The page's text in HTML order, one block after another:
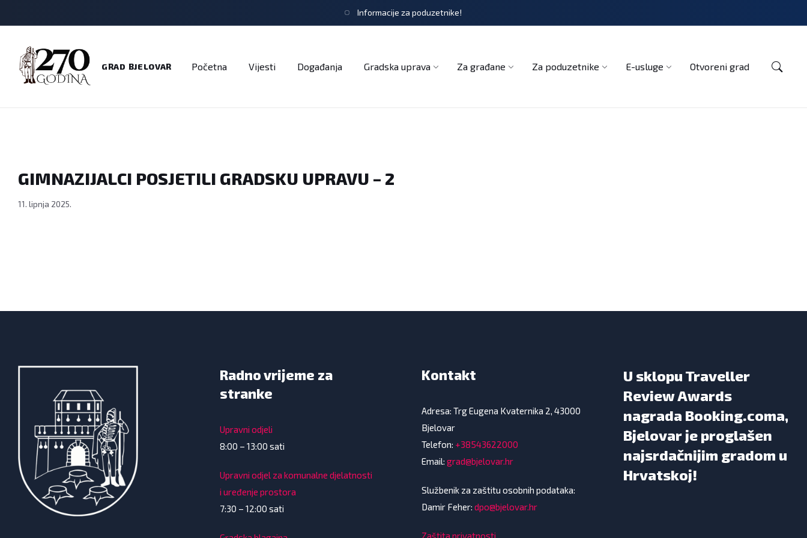
Informacije za poduzetnike!
GRAD BJELOVAR Početna Vijesti Događanja Gradska uprava Za građane Za poduzetnike E-usluge Otvoreni grad
GIMNAZIJALCI POSJETILI GRADSKU UPRAVU – 2
11. lipnja 2025.
Radno vrijeme za
stranke
Upravni odjeli
8:00 – 13:00 sati
Upravni odjel za komunalne djelatnosti
i uređenje prostora
7:30 – 12:00 sati
Kontakt
Adresa: Trg Eugena Kvaternika 2, 43000
Bjelovar
Telefon: +38543622000
Email: grad@bjelovar.hr
Službenik za zaštitu osobnih podataka:
Damir Feher: dpo@bjelovar.hr
U sklopu Traveller
Review Awards
nagrada Booking.coma,
Bjelovar je proglašen
najsrdačnijim gradom u
Hrvatskoj!